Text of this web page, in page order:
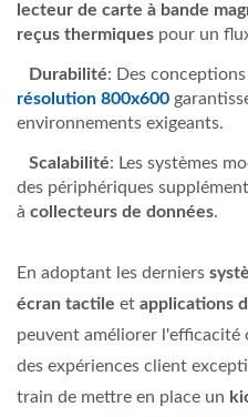
lecteur de carte à bande
reçus thermiques pour un
Durabilité: Des
résolution 800x600
environnements exigeants.
Scalabilité: Les systèmes
des périphériques
à collecteurs de données.
En adoptant les derniers
écran tactile et applications
peuvent améliorer
des expériences client
train de mettre en place un